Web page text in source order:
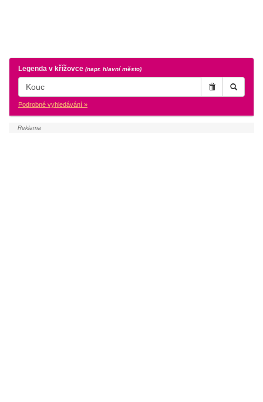
Legenda v křížovce (napr. hlavní město)
Podrobné vyhledávání »